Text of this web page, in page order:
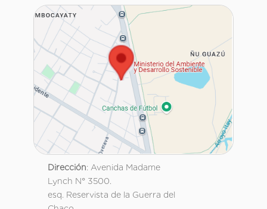
Dirección: Avenida Madame
Lynch N° 3500.
esq. Reservista de la Guerra del